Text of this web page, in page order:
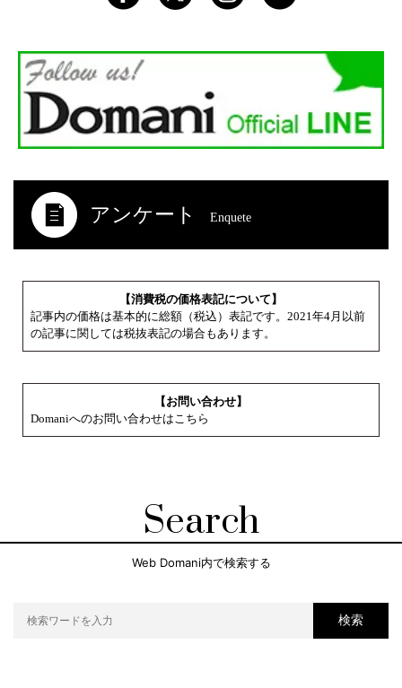
アンケート Enquete
【消費税の価格表記について】
記事内の価格は基本的に総額（税込）表記です。2021年4月以前
の記事に関しては税抜表記の場合もあります。
【お問い合わせ】
Domaniへのお問い合わせはこちら
Search
Web Domani内で検索する
検索